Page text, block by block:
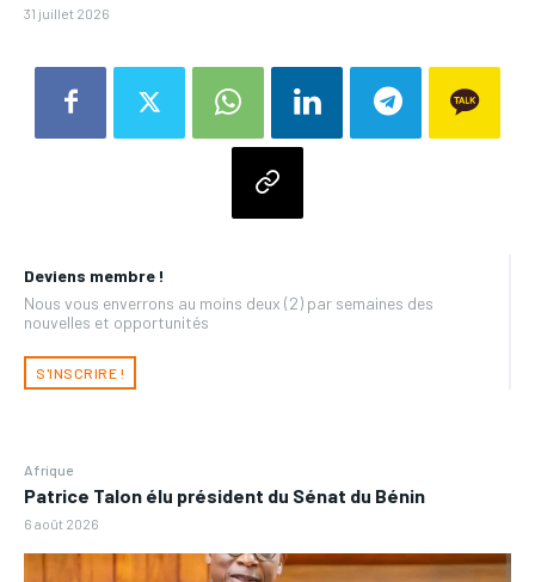
Deviens membre !
Nous vous enverrons au moins deux (2) par semaines des
nouvelles et opportunités
S'INSCRIRE !
Afrique
Patrice Talon élu président du Sénat du Bénin
6 août 2026
31 juillet 2026